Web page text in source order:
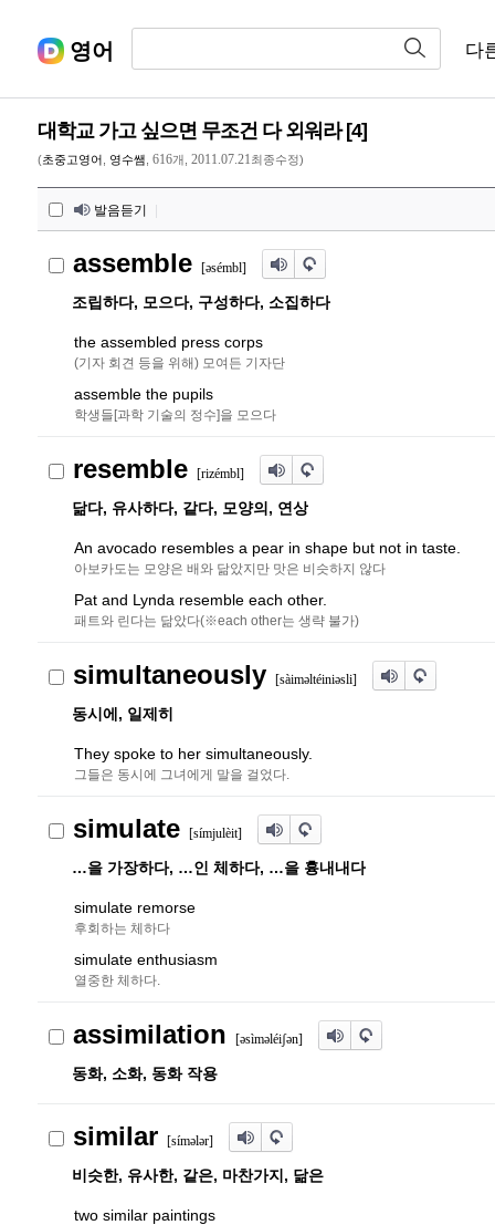
영어 다
대학교 가고 싶으면 무조건 다 외워라 [4]
(초중고영어 영수쌤 616개, 2011.07.21최종수정)
발음듣기
assemble [əsémbl]
조립하다, 모으다, 구성하다, 소집하다
the assembled press corps
(기자 회견 등을 위해) 모여든 기자단
assemble the pupils
학생들[과학 기술의 정수]을 모으다
resemble [rizémbl]
닮다, 유사하다, 같다, 모양의, 연상
An avocado resembles a pear in shape but not in taste.
아보카도는 모양은 배와 닮았지만 맛은 비슷하지 않다
Pat and Lynda resemble each other.
패트와 린다는 닮았다(※each other는 생략 불가)
simultaneously [sàiməltéiniəsli]
동시에, 일제히
They spoke to her simultaneously.
그들은 동시에 그녀에게 말을 걸었다.
simulate [símjulèit]
…을 가장하다, …인 체하다, …을 흉내내다
simulate remorse
후회하는 체하다
simulate enthusiasm
열중한 체하다.
assimilation [əsìməléiʃən]
동화, 소화, 동화 작용
similar [símələr]
비슷한, 유사한, 같은, 마찬가지, 닮은
two similar paintings